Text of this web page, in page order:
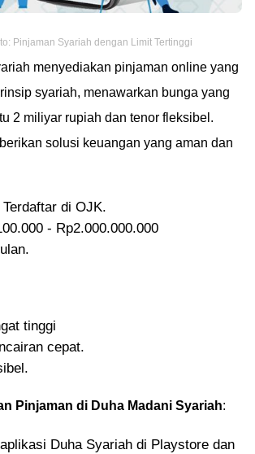
Pinjaman Syariah dengan Limit Tertinggi
menyediakan pinjaman online yang
syariah, menawarkan bunga yang
2 miliyar rupiah dan tenor fleksibel.
solusi keuangan yang aman dan
Terdaftar di OJK.
- Rp2.000.000.000
tinggi
cepat.
Pinjaman di Duha Madani Syariah:
Duha Syariah di Playstore dan